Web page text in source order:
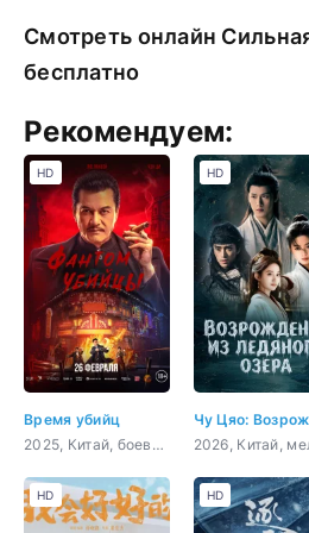
Смотреть онлайн
бесплатно
Рекомендуем:
Время убийц
2025, Китай, боевик, драма, военный, история
HD HD
HD HD